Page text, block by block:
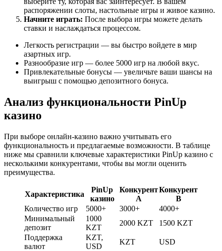
распоряжении слоты, настольные игры и живое казино.
Начните играть: После выбора игры можете делать
ставки и наслаждаться процессом.
Легкость регистрации — вы быстро войдете в мир
азартных игр.
Разнообразие игр — более 5000 игр на любой вкус.
Привлекательные бонусы — увеличьте ваши шансы на
выигрыш с помощью депозитного бонуса.
Анализ функциональности PinUp
казино
При выборе онлайн-казино важно учитывать его
функциональность и предлагаемые возможности. В таблице
ниже мы сравнили ключевые характеристики PinUp казино с
несколькими конкурентами, чтобы вы могли оценить
преимущества.
Характеристика
PinUp
казино
Конкурент
A
Конкурент
B
Количество игр
5000+ 3000+
4000+
Минимальный
депозит
1000
KZT
2000 KZT
1500 KZT
Поддержка
валют
KZT,
USD
KZT USD